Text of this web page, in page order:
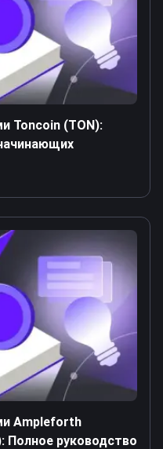
Toncoin (TON):
Ampleforth
Полное руководство